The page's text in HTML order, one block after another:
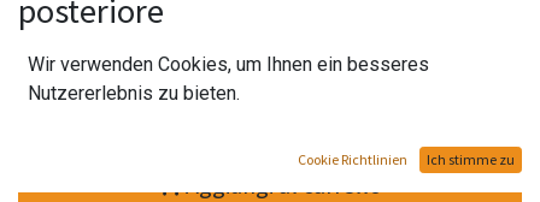
posteriore
59,90CHF
Aggiungi al carrello
Wir verwenden Cookies, um Ihnen ein besseres
Nutzererlebnis zu bieten.
Cookie Richtlinien Ich stimme zu